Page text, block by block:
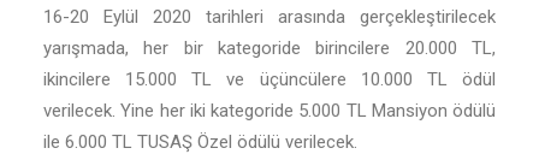
16-20 Eylül 2020 tarihleri arasında gerçekleştirilecek
yarışmada, her bir kategoride birincilere 20.000 TL,
ikincilere 15.000 TL ve üçüncülere 10.000 TL ödül
verilecek. Yine her iki kategoride 5.000 TL Mansiyon ödülü
ile 6.000 TL TUSAŞ Özel ödülü verilecek.